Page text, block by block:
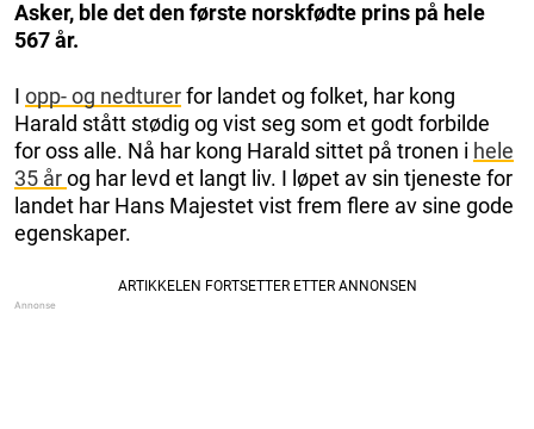
Asker, ble det den første norskfødte prins på hele
567 år.
I opp- og nedturerfor landet og folket, har kong
Harald stått stødig og vist seg som et godt forbilde
for oss alle. Nå har kong Harald sittet på tronen i hele
35 årog har levd et langt liv. I løpet av sin tjeneste for
landet har Hans Majestet vist frem flere av sine gode
egenskaper.